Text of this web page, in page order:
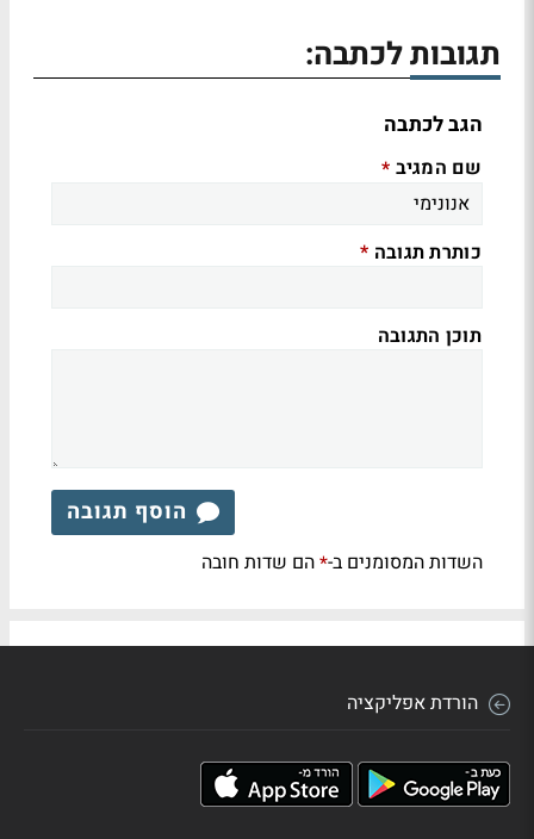
תגובות לכתבה:
הגב לכתבה
שם המגיב *
כותרת תגובה *
תוכן התגובה
הוסף תגובה
השדות המסומנים ב-*הם שדות חובה
הורדת אפליקציה